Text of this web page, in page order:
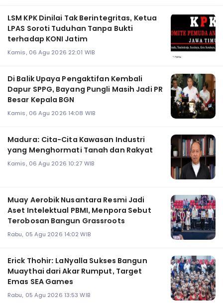
LSM KPK Dinilai Tak Berintegritas, Ketua
LPAS Soroti Tuduhan Tanpa Bukti
terhadap KONI Jatim
Kamis, 06 Agu 2026 22:01 WIB
Di Balik Upaya Pengaktifan Kembali
Dapur SPPG, Bayang Pungli Masih Jadi PR
Besar Kepala BGN
Kamis, 06 Agu 2026 14:08 WIB
Madura: Cita-Cita Kawasan Industri
yang Menghormati Tanah dan Rakyat
Kamis, 06 Agu 2026 10:27 WIB
Muay Aerobik Nusantara Resmi Jadi
Aset Intelektual PBMI, Menpora Sebut
Terobosan Bangun Grassroots
Rabu, 05 Agu 2026 14:02 WIB
Erick Thohir: LaNyalla Sukses Bangun
Muaythai dari Akar Rumput, Target
Emas SEA Games
Rabu, 05 Agu 2026 13:53 WIB